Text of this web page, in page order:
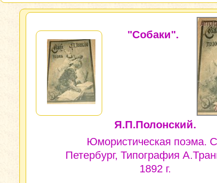
"Собаки".
Я.П.Полонский.
Юмористическая поэма.
Петербург, Типография
1892 г.